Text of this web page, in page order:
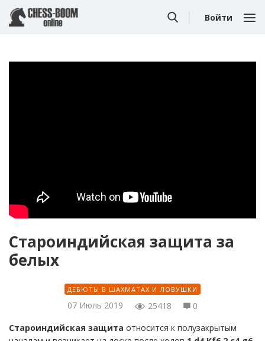
Войти
Староиндийская защита за
белых
ДЕБЮТЫ В ШАХМАТАХ И ЛОВУШКИ
07 Июль 2019 25418
0
Староиндийская защита относится к полузакрытым